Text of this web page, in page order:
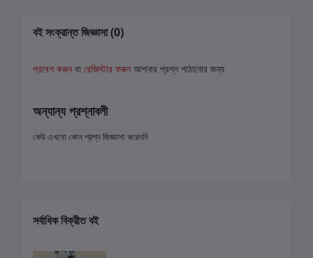
বই সংক্রান্ত জিজ্ঞাসা (0)
প্রবেশ করুন বা রেজিস্টার করুন আপনার প্রশ্ন পাঠানোর জন্য
অন্যান্য প্রশ্নাবলী
কেউ এখনো কোন প্রশ্ন জিজ্ঞাসা করেননি
সর্বাধিক বিক্রীত বই